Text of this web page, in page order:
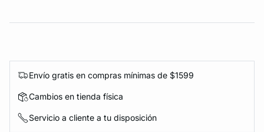
Envío gratis en compras mínimas de $1599
Cambios en tienda física
Servicio a cliente a tu disposición